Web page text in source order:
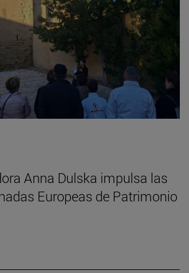
Anna Dulska impulsa las
Europeas de Patrimonio